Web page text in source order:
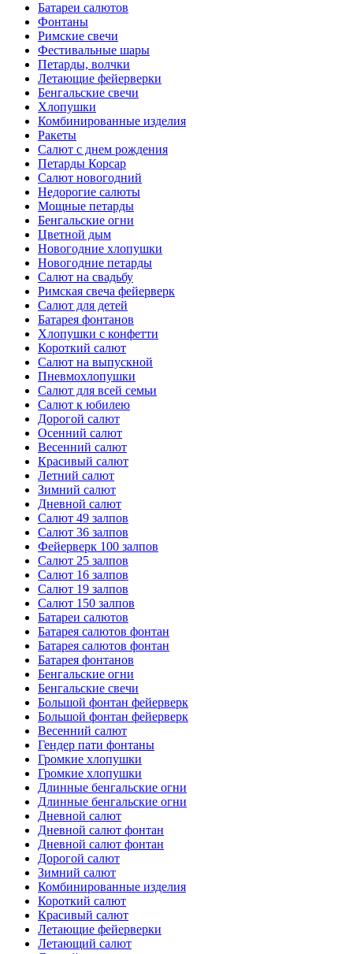
Батареи салютов
Фонтаны
Римские свечи
Фестивальные шары
Петарды, волчки
Летающие фейерверки
Бенгальские свечи
Хлопушки
Комбинированные изделия
Ракеты
Салют с днем рождения
Петарды Корсар
Салют новогодний
Недорогие салюты
Мощные петарды
Бенгальские огни
Цветной дым
Новогодние хлопушки
Новогодние петарды
Салют на свадьбу
Римская свеча фейерверк
Салют для детей
Батарея фонтанов
Хлопушки с конфетти
Короткий салют
Салют на выпускной
Пневмохлопушки
Салют для всей семьи
Салют к юбилею
Дорогой салют
Осенний салют
Весенний салют
Красивый салют
Летний салют
Зимний салют
Дневной салют
Салют 49 залпов
Салют 36 залпов
Фейерверк 100 залпов
Салют 25 залпов
Салют 16 залпов
Салют 19 залпов
Салют 150 залпов
Батареи салютов
Батарея салютов фонтан
Батарея салютов фонтан
Батарея фонтанов
Бенгальские огни
Бенгальские свечи
Большой фонтан фейерверк
Большой фонтан фейерверк
Весенний салют
Гендер пати фонтаны
Громкие хлопушки
Громкие хлопушки
Длинные бенгальские огни
Длинные бенгальские огни
Дневной салют
Дневной салют фонтан
Дневной салют фонтан
Дорогой салют
Зимний салют
Комбинированные изделия
Короткий салют
Красивый салют
Летающие фейерверки
Летающий салют